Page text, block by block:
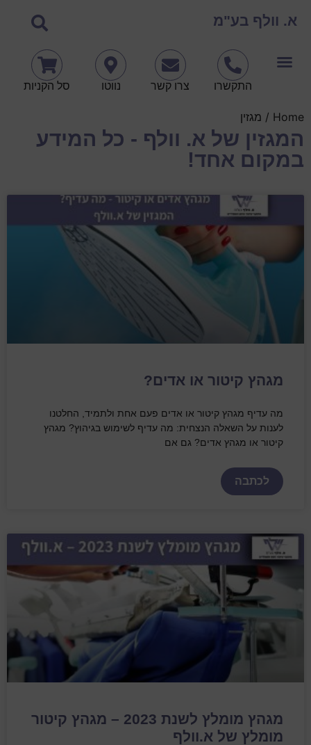
א. וולף בע"מ
התקשרו צרו קשר נווטו סל הקניות
Home / מגזין
המגזין של א. וולף - כל המידע
במקום אחד!
מגהץ קיטור או אדים?
מה עדיף מגהץ קיטור או אדים פעם אחת ולתמיד, החלטנו
לענות על השאלה הנצחית: מה עדיף לשימוש בגיהוץ? מגהץ
קיטור או מגהץ אדים? גם אם
לכתבה
מגהץ מומלץ לשנת 2023 – מגהץ קיטור
מומלץ של א.וולף